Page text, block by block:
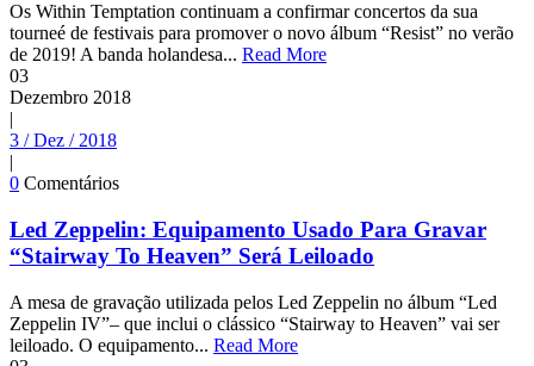
Os Within Temptation continuam a confirmar concertos da sua
tourneé de festivais para promover o novo álbum “Resist” no verão
de 2019! A banda holandesa... Read More
03
Dezembro 2018
|
3 / Dez / 2018
|
0 Comentários
Led Zeppelin: Equipamento Usado Para Gravar
“Stairway To Heaven” Será Leiloado
A mesa de gravação utilizada pelos Led Zeppelin no álbum “Led
Zeppelin IV”– que inclui o clássico “Stairway to Heaven” vai ser
leiloado. O equipamento... Read More